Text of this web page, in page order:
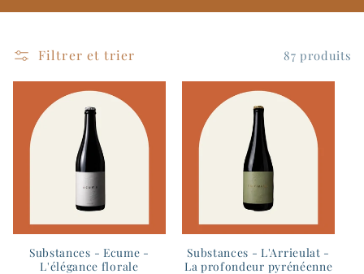
Filtrer et trier 87 produits
Substances - Ecume -
L'élégance florale
Substances - L'Arrieulat -
La profondeur pyrénéenne